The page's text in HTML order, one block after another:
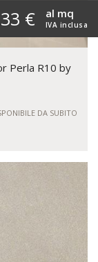
€ IVA inclusa
al mq
Perla R10 by
DA SUBITO